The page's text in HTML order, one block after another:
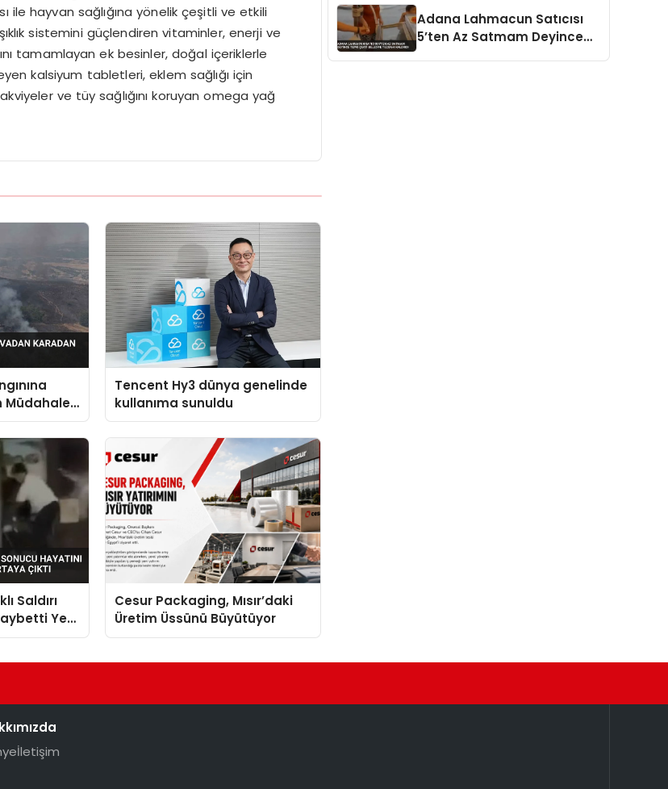
hayvan sağlığına yönelik çeşitli ve etkili
sistemini güçlendiren vitaminler, enerji ve
tamamlayan ek besinler, doğal içeriklerle
kalsiyum tabletleri, eklem sağlığı için
ve tüy sağlığını koruyan omega yağ
Müdahale
Tencent Hy3 dünya genelinde
kullanıma sunuldu
Saldırı
Yeni
Cesur Packaging, Mısır’daki
Üretim Üssünü Büyütüyor
Adana Lahmacun Satıcısı
5’ten Az Satmam Deyince
İletişim